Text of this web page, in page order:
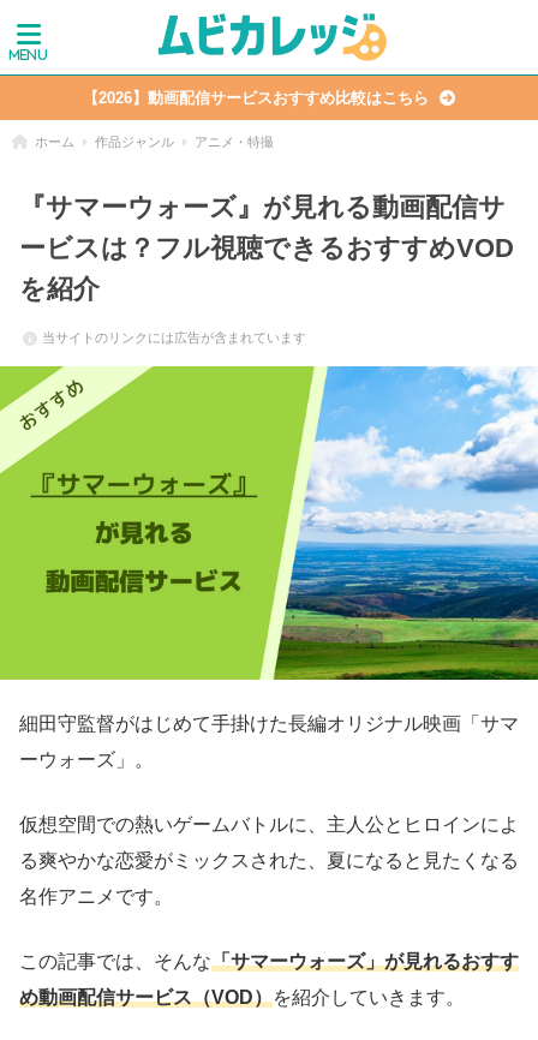
【2026】動画配信サービスおすすめ比較はこちら
ホーム 作品ジャンル アニメ・特撮
『サマーウォーズ』が見れる動画配信サ
ービスは？フル視聴できるおすすめVOD
を紹介
当サイトのリンクには広告が含まれています
細田守監督がはじめて手掛けた長編オリジナル映画「サマ
ーウォーズ」。
仮想空間での熱いゲームバトルに、主人公とヒロインによ
る爽やかな恋愛がミックスされた、夏になると見たくなる
名作アニメです。
この記事では、そんな「サマーウォーズ」が見れるおすす
め動画配信サービス（VOD）を紹介していきます。